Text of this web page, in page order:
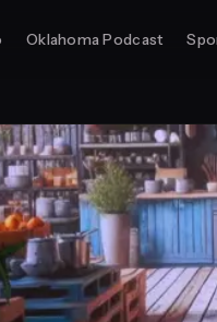
Oklahoma Podcast